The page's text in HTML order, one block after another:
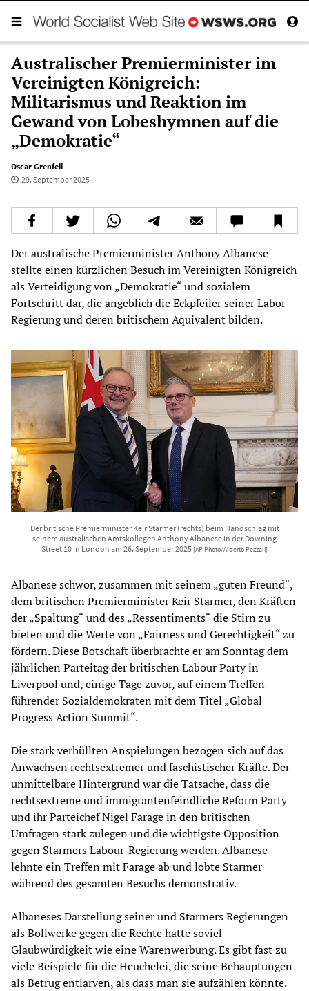
Australischer Premierminister im
Vereinigten Königreich:
Militarismus und Reaktion im
Gewand von Lobeshymnen auf die
„Demokratie“
Oscar Grenfell
29. September 2025
Der australische Premierminister Anthony Albanese
stellte einen kürzlichen Besuch im Vereinigten Königreich
als Verteidigung von „Demokratie“ und sozialem
Fortschritt dar, die angeblich die Eckpfeiler seiner Labor-
Regierung und deren britischem Äquivalent bilden.
Der britische Premierminister Keir Starmer (rechts) beim Handschlag mit
seinem australischen Amtskollegen Anthony Albanese in der Downing
Street 10 in London am 26. September 2025 [AP Photo/Alberto Pezzali]
Albanese schwor, zusammen mit seinem „guten Freund“,
dem britischen Premierminister Keir Starmer, den Kräften
der „Spaltung“ und des „Ressentiments“ die Stirn zu
bieten und die Werte von „Fairness und Gerechtigkeit“ zu
fördern. Diese Botschaft überbrachte er am Sonntag dem
jährlichen Parteitag der britischen Labour Party in
Liverpool und, einige Tage zuvor, auf einem Treffen
führender Sozialdemokraten mit dem Titel „Global
Progress Action Summit“.
Die stark verhüllten Anspielungen bezogen sich auf das
Anwachsen rechtsextremer und faschistischer Kräfte. Der
unmittelbare Hintergrund war die Tatsache, dass die
rechtsextreme und immigrantenfeindliche Reform Party
und ihr Parteichef Nigel Farage in den britischen
Umfragen stark zulegen und die wichtigste Opposition
gegen Starmers Labour-Regierung werden. Albanese
lehnte ein Treffen mit Farage ab und lobte Starmer
während des gesamten Besuchs demonstrativ.
Albaneses Darstellung seiner und Starmers Regierungen
als Bollwerke gegen die Rechte hatte soviel
Glaubwürdigkeit wie eine Warenwerbung. Es gibt fast zu
viele Beispiele für die Heuchelei, die seine Behauptungen
als Betrug entlarven, als dass man sie aufzählen könnte.